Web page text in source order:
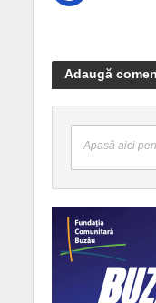
Adaugă
Apasă aici